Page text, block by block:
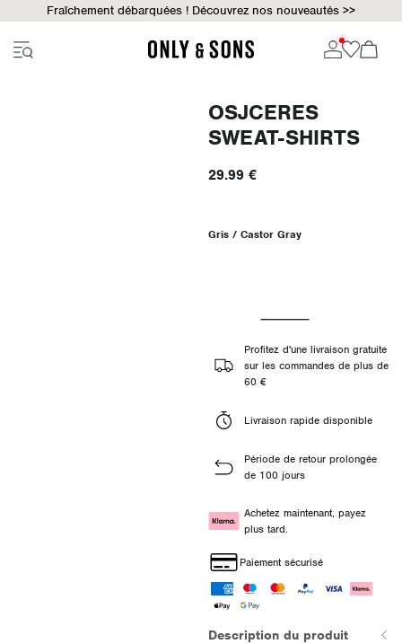
Fraîchement débarquées ! Découvrez nos nouveautés >>
OSJCERES
SWEAT-SHIRTS
29.99 €
Gris / Castor Gray
Profitez d'une livraison gratuite
sur les commandes de plus de
60 €
Livraison rapide disponible
Période de retour prolongée
de 100 jours
Achetez maintenant, payez
plus tard.
Paiement sécurisé
Description du produit